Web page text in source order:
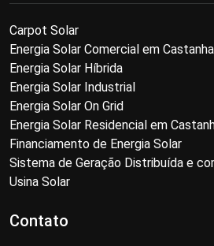
Carpot Solar
Energia Solar Comercial em
Energia Solar Híbrida
Energia Solar Industrial
Energia Solar On Grid
Energia Solar Residencial em
Financiamento de Energia Solar
Sistema de Geração Distribuída e
Usina Solar
Contato